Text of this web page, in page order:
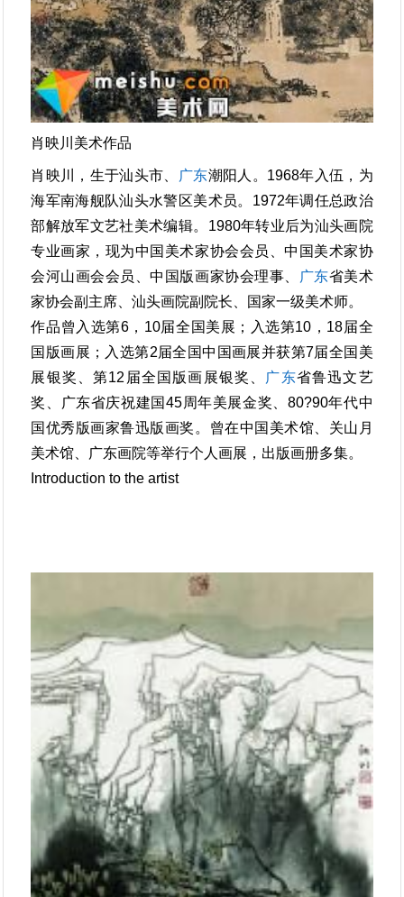
肖映川美术作品
肖映川，生于汕头市、 广东潮阳人。1968年入伍，为
海军南海舰队汕头水警区美术员。1972年调任总政治
部解放军文艺社美术编辑。1980年转业后为汕头画院
专业画家，现为中国美术家协会会员、中国美术家协
会河山画会会员、中国版画家协会理事、 广东省美术
家协会副主席、汕头画院副院长、国家一级美术师。
作品曾入选第6，10届全国美展；入选第10，18届全
国版画展；入选第2届全国中国画展并获第7届全国美
展银奖、第12届全国版画展银奖、 广东省鲁迅文艺
奖、广东省庆祝建国45周年美展金奖、80?90年代中
国优秀版画家鲁迅版画奖。曾在中国美术馆、关山月
美术馆、广东画院等举行个人画展，出版画册多集。
Introduction to the artist